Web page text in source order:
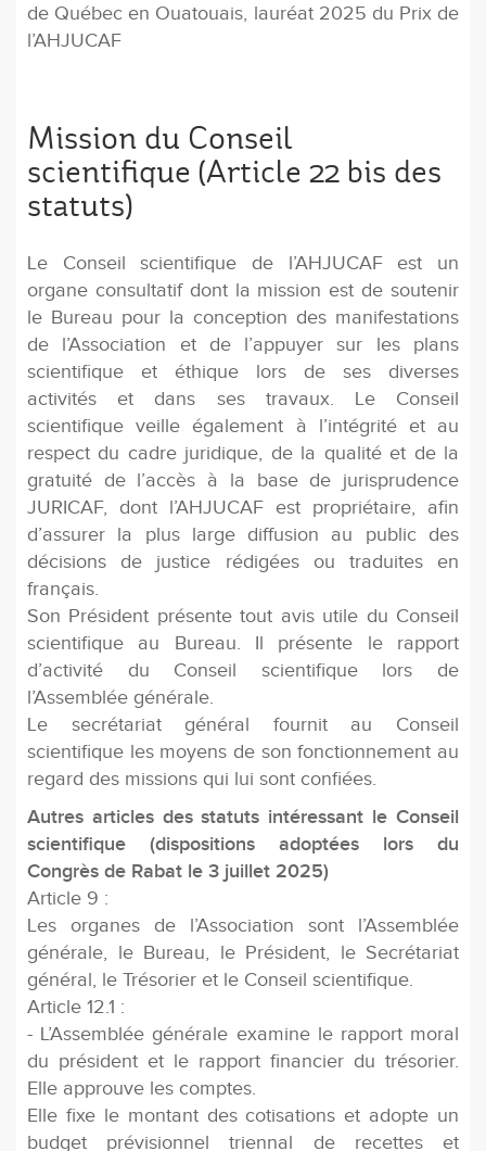
de Québec en Ouatouais, lauréat 2025 du Prix de
l’AHJUCAF
Mission du Conseil
scientifique (Article 22 bis des
statuts)
Le Conseil scientifique de l’AHJUCAF est un
organe consultatif dont la mission est de soutenir
le Bureau pour la conception des manifestations
de l’Association et de l’appuyer sur les plans
scientifique et éthique lors de ses diverses
activités et dans ses travaux. Le Conseil
scientifique veille également à l’intégrité et au
respect du cadre juridique, de la qualité et de la
gratuité de l’accès à la base de jurisprudence
JURICAF, dont l’AHJUCAF est propriétaire, afin
d’assurer la plus large diffusion au public des
décisions de justice rédigées ou traduites en
français.
Son Président présente tout avis utile du Conseil
scientifique au Bureau. Il présente le rapport
d’activité du Conseil scientifique lors de
l’Assemblée générale.
Le secrétariat général fournit au Conseil
scientifique les moyens de son fonctionnement au
regard des missions qui lui sont confiées.
Autres articles des statuts intéressant le Conseil
scientifique (dispositions adoptées lors du
Congrès de Rabat le 3 juillet 2025)
Article 9 :
Les organes de l’Association sont l’Assemblée
générale, le Bureau, le Président, le Secrétariat
général, le Trésorier et le Conseil scientifique.
Article 12.1 :
- L’Assemblée générale examine le rapport moral
du président et le rapport financier du trésorier.
Elle approuve les comptes.
Elle fixe le montant des cotisations et adopte un
budget prévisionnel triennal de recettes et